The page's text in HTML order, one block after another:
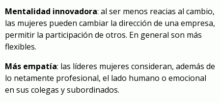
Mentalidad innovadora: al ser menos reacias al cambio,
las mujeres pueden cambiar la dirección de una empresa,
permitir la participación de otros. En general son más
flexibles.
Más empatía: las líderes mujeres consideran, además de
lo netamente profesional, el lado humano o emocional
en sus colegas y subordinados.